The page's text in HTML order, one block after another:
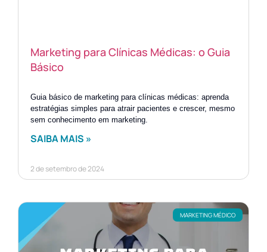
Marketing para Clínicas Médicas: o Guia
Básico
Guia básico de marketing para clínicas médicas: aprenda
estratégias simples para atrair pacientes e crescer, mesmo
sem conhecimento em marketing.
SAIBA MAIS »
2 de setembro de 2024
MARKETING MÉDICO